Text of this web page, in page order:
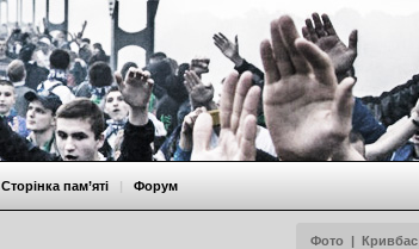
Фото | Кривбас
Сторінка пам’яті | Форум